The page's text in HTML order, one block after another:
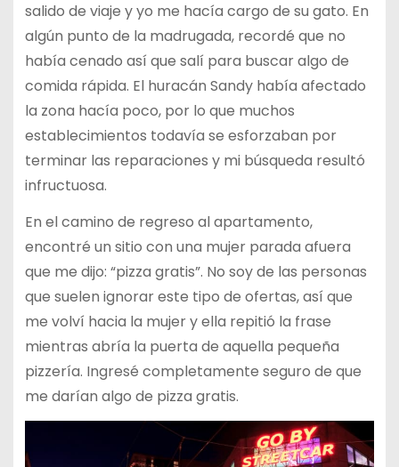
salido de viaje y yo me hacía cargo de su gato. En
algún punto de la madrugada, recordé que no
había cenado así que salí para buscar algo de
comida rápida. El huracán Sandy había afectado
la zona hacía poco, por lo que muchos
establecimientos todavía se esforzaban por
terminar las reparaciones y mi búsqueda resultó
infructuosa.
En el camino de regreso al apartamento,
encontré un sitio con una mujer parada afuera
que me dijo: “pizza gratis”. No soy de las personas
que suelen ignorar este tipo de ofertas, así que
me volví hacia la mujer y ella repitió la frase
mientras abría la puerta de aquella pequeña
pizzería. Ingresé completamente seguro de que
me darían algo de pizza gratis.